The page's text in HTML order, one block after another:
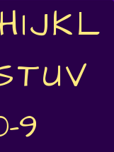
IJKL
TUV
9